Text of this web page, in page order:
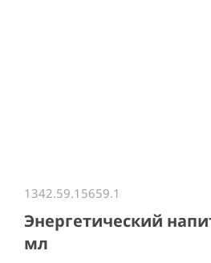
1342.59.15659.1
Энергетический
мл